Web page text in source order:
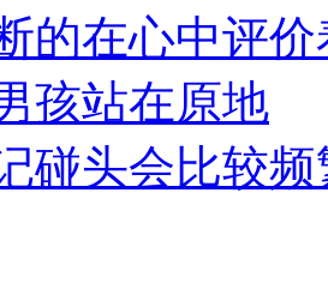
的在心中评
孩站在原地
碰头会比较频